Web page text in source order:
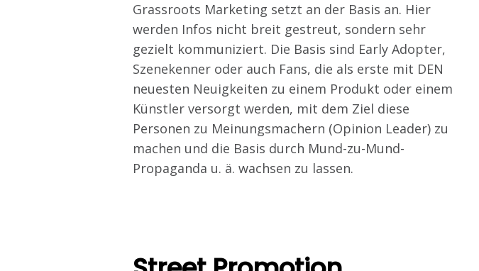
Grassroots Marketing setzt an der Basis an. Hier
werden Infos nicht breit gestreut, sondern sehr
gezielt kommuniziert. Die Basis sind Early Adopter,
Szenekenner oder auch Fans, die als erste mit DEN
neuesten Neuigkeiten zu einem Produkt oder einem
Künstler versorgt werden, mit dem Ziel diese
Personen zu Meinungsmachern (Opinion Leader) zu
machen und die Basis durch Mund-zu-Mund-
Propaganda u. ä. wachsen zu lassen.